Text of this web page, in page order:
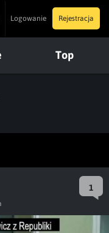
Logowanie Rejestracja
Top
1